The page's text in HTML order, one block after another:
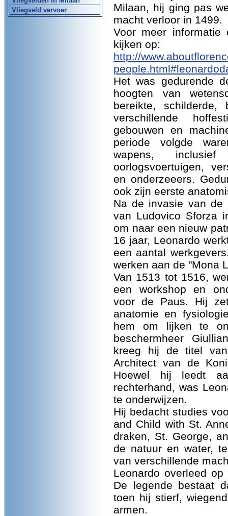
Vliegveld vervoer
Milaan, hij ging pas
macht verloor in 1499.
Voor meer
kijken op:
http://
Het was gedurende
hoogten van
bereikte, schilderde,
verschillende
gebouwen en
periode volgde
wapens,
oorlogsvoertuigen,
en onderzeeers.
ook zijn eerste
Na de invasie van de
van Ludovico Sforza
om naar een nieuw
16 jaar, Leonardo
een aantal
werken aan de "Mona
Van 1513 tot 1516,
een workshop en
voor de Paus. Hij
anatomie en
hem om lijken te
beschermheer
kreeg hij de titel
Architect van de
Hoewel hij leedt
rechterhand, was
te onderwijzen.
Hij bedacht studies
and Child with St.
draken, St. George,
de natuur en water,
van verschillende
Leonardo overleed
De legende bestaat
toen hij stierf,
armen.